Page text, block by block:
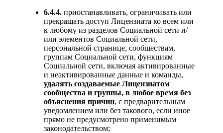
6.4.4. приостанавливать, ограничивать или
прекращать доступ Лицензиата ко всем или
к любому из разделов Социальной сети и/
или элементов Социальной сети,
персональной странице, сообществам,
группам Социальной сети, функциям
Социальной сети, включая активированные
и неактивированные данные и команды,
удалять создаваемые Лицензиатом
сообщества и группы, в любое время без
объяснения причин, с предварительным
уведомлением или без такового, если иное
прямо не предусмотрено применимым
законодательством;